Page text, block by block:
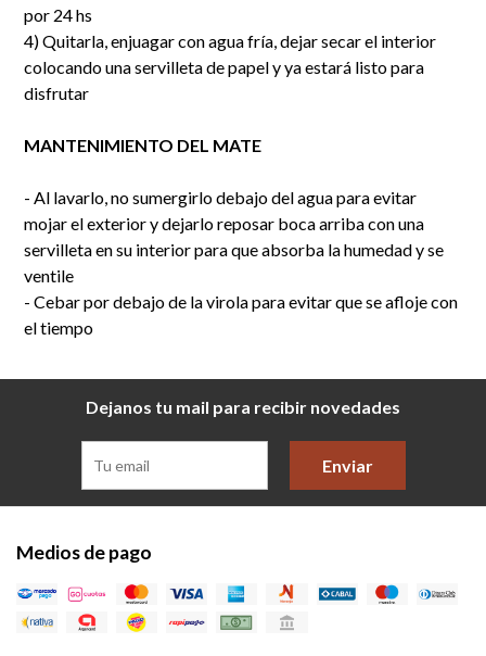
por 24 hs
4) Quitarla, enjuagar con agua fría, dejar secar el interior
colocando una servilleta de papel y ya estará listo para
disfrutar
MANTENIMIENTO DEL MATE
- Al lavarlo, no sumergirlo debajo del agua para evitar
mojar el exterior y dejarlo reposar boca arriba con una
servilleta en su interior para que absorba la humedad y se
ventile
- Cebar por debajo de la virola para evitar que se afloje con
el tiempo
Dejanos tu mail para recibir novedades
Enviar
Medios de pago